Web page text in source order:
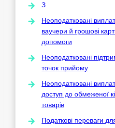
З
Неоподатковані
ваучери й грошові
допомоги
Неоподатковані
точок прийому
Неоподатковані
доступ до обмеженої
товарів
Податкові переваги